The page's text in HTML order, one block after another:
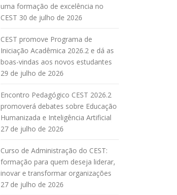
uma formação de excelência no
CEST 30 de julho de 2026
CEST promove Programa de
Iniciação Acadêmica 2026.2 e dá as
boas-vindas aos novos estudantes
29 de julho de 2026
Encontro Pedagógico CEST 2026.2
promoverá debates sobre Educação
Humanizada e Inteligência Artificial
27 de julho de 2026
Curso de Administração do CEST:
formação para quem deseja liderar,
inovar e transformar organizações
27 de julho de 2026